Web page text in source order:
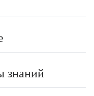
знаний